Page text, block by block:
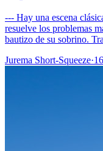
--- Hay una escena
resuelve los problemas
bautizo de su sobrino.
Jurema Short-Squeeze·